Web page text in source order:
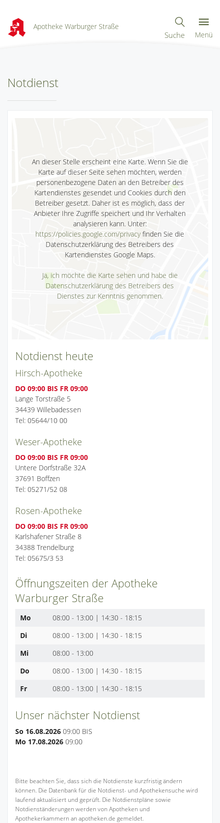
Apotheke Warburger Straße
Suche Menü
Notdienst
An dieser Stelle erscheint eine Karte. Wenn Sie die
Karte auf dieser Seite sehen möchten, werden
personenbezogene Daten an den Betreiber des
Kartendienstes gesendet und Cookies durch den
Betreiber gesetzt. Daher ist es möglich, dass der
Anbieter Ihre Zugriffe speichert und Ihr Verhalten
analysieren kann. Unter:
https://policies.google.com/privacyfinden Sie die
Datenschutzerklärung des Betreibers des
Kartendienstes Google Maps.
Ja, ich möchte die Karte sehen und habe die
Datenschutzerklärung des Betreibers des
Dienstes zur Kenntnis genommen.
Notdienst heute
Hirsch-Apotheke
DO 09:00 BIS FR 09:00
Lange Torstraße 5
34439 Willebadessen
Tel: 05644/10 00
Weser-Apotheke
DO 09:00 BIS FR 09:00
Untere Dorfstraße 32A
37691 Boffzen
Tel: 05271/52 08
Rosen-Apotheke
DO 09:00 BIS FR 09:00
Karlshafener Straße 8
34388 Trendelburg
Tel: 05675/3 53
Öffnungszeiten der Apotheke
Warburger Straße
Mo
08:00 - 13:00 | 14:30 - 18:15
Di
08:00 - 13:00 | 14:30 - 18:15
Mi
08:00 - 13:00
Do
08:00 - 13:00 | 14:30 - 18:15
Fr
08:00 - 13:00 | 14:30 - 18:15
Unser nächster Notdienst
So 16.08.2026 09:00 BIS
Mo 17.08.2026 09:00
Bitte beachten Sie, dass sich die Notdienste kurzfristig ändern
können. Die Datenbank für die Notdienst- und Apothekensuche wird
laufend aktualisiert und geprüft. Die Notdienstpläne sowie
Notdienständerungen werden von Apotheken und
Apothekerkammern an apotheken.de gemeldet.